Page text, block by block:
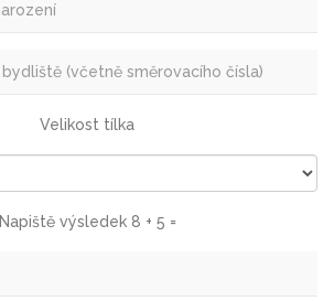
Velikost tílka
Napiště výsledek 8 + 5 =